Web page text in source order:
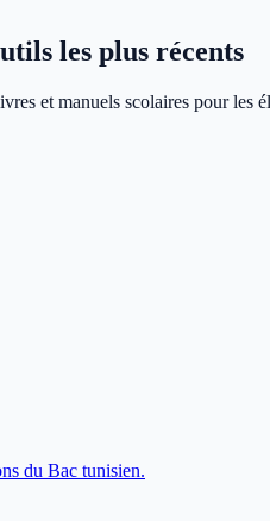
les plus récents
et manuels scolaires pour
du Bac tunisien.